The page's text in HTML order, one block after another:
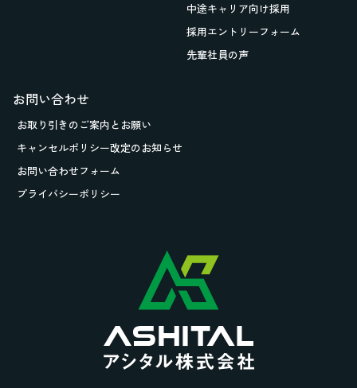
中途キャリア向け採用
採用エントリーフォーム
先輩社員の声
お問い合わせ
お取り引きのご案内とお願い
キャンセルポリシー改定のお知らせ
お問い合わせフォーム
プライバシーポリシー